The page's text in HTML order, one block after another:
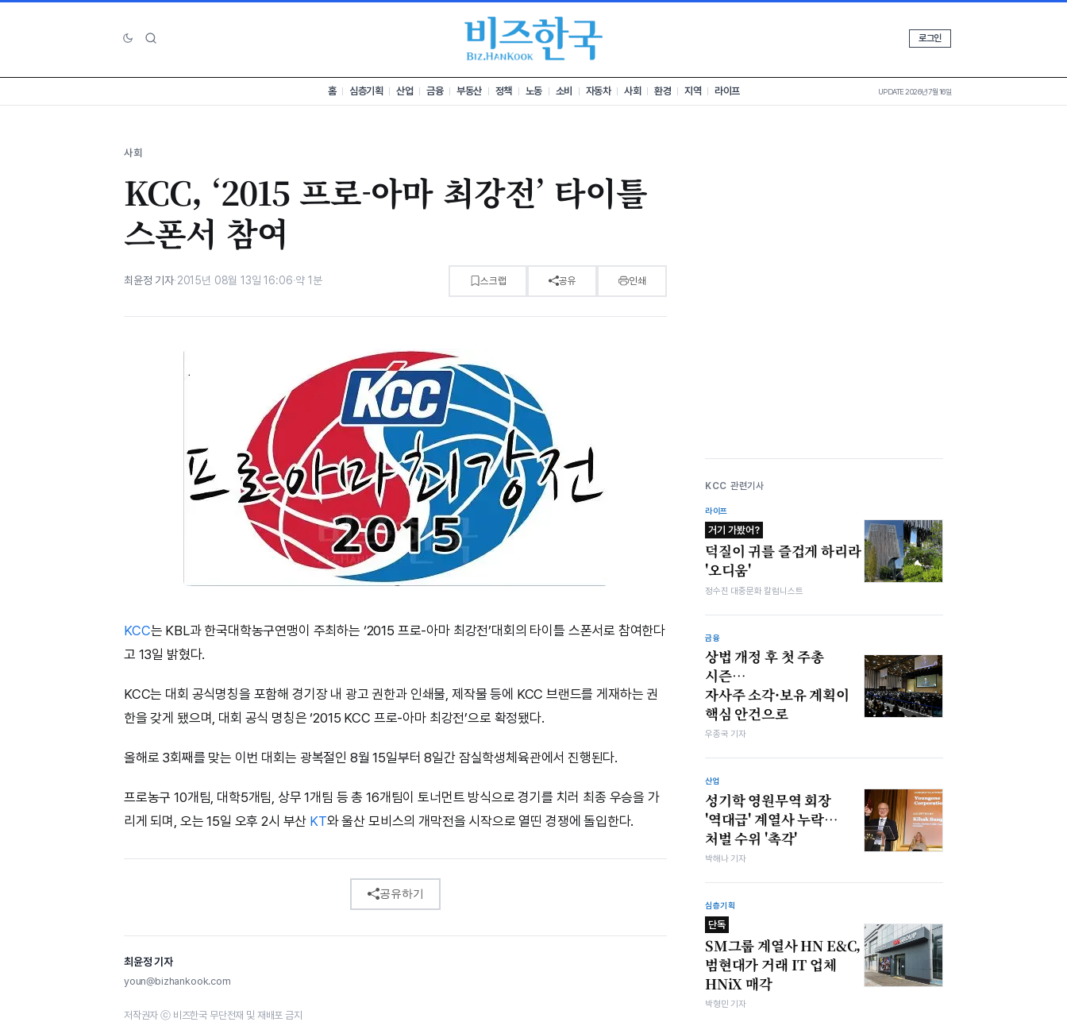
로그인
홈 심층기획 산업 금융 부동산 정책 노동 소비 자동차 사회 환경 지역 라이프 UPDATE 2026년 7월 16일
사회
KCC, ‘2015 프로-아마 최강전’ 타이틀
스폰서 참여
최윤정 기자·2015년 08월 13일 16:06·약 1분 스크랩 공유 인쇄
KCC는 KBL과 한국대학농구연맹이 주최하는 ‘2015 프로-아마 최강전’대회의 타이틀 스폰서로 참여한다
고 13일 밝혔다.
KCC는 대회 공식명칭을 포함해 경기장 내 광고 권한과 인쇄물, 제작물 등에 KCC 브랜드를 게재하는 권
한을 갖게 됐으며, 대회 공식 명칭은 ‘2015 KCC 프로-아마 최강전’으로 확정됐다.
올해로 3회째를 맞는 이번 대회는 광복절인 8월 15일부터 8일간 잠실학생체육관에서 진행된다.
프로농구 10개팀, 대학5개팀, 상무 1개팀 등 총 16개팀이 토너먼트 방식으로 경기를 치러 최종 우승을 가
리게 되며, 오는 15일 오후 2시 부산 KT와 울산 모비스의 개막전을 시작으로 열띤 경쟁에 돌입한다.
공유하기
최윤정 기자
youn@bizhankook.com
저작권자 ⓒ 비즈한국 무단전재 및 재배포 금지
KCC 관련기사
라이프
거기 가봤어?
덕질이 귀를 즐겁게 하리라
'오디움'
정수진 대중문화 칼럼니스트
금융
상법 개정 후 첫 주총
시즌…
자사주 소각·보유 계획이
핵심 안건으로
우종국 기자
산업
성기학 영원무역 회장
'역대급' 계열사 누락…
처벌 수위 '촉각'
박해나 기자
심층기획
단독
SM그룹 계열사 HN E&C,
범현대가 거래 IT 업체
HNiX 매각
박형민 기자